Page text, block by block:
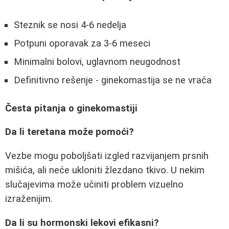
Steznik se nosi 4-6 nedelja
Potpuni oporavak za 3-6 meseci
Minimalni bolovi, uglavnom neugodnost
Definitivno rešenje - ginekomastija se ne vraća
Česta pitanja o ginekomastiji
Da li teretana može pomoći?
Vezbe mogu poboljšati izgled razvijanjem prsnih
mišića, ali neće ukloniti žlezdano tkivo. U nekim
slučajevima može učiniti problem vizuelno
izraženijim.
Da li su hormonski lekovi efikasni?